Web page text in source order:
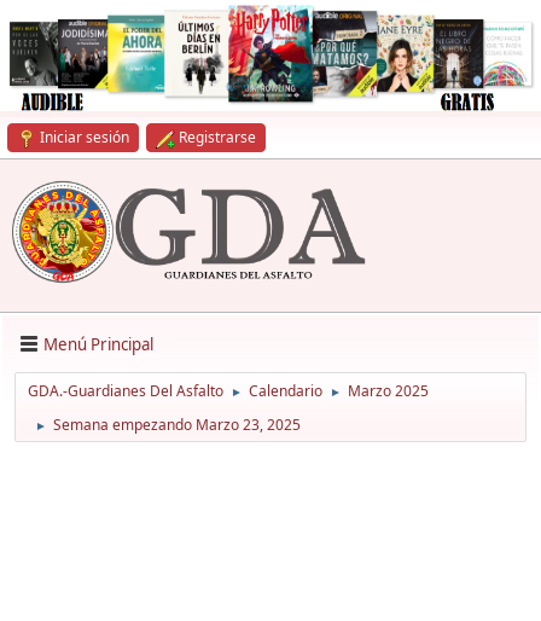
Iniciar sesión Registrarse
Menú Principal
GDA.-Guardianes Del Asfalto ► Calendario ► Marzo 2025
► Semana empezando Marzo 23, 2025